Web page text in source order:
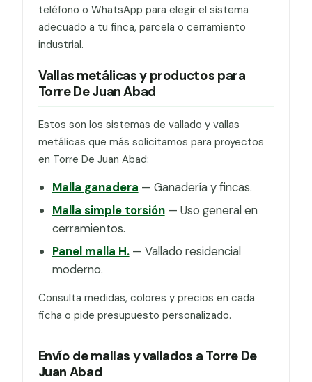
teléfono o WhatsApp para elegir el sistema
adecuado a tu finca, parcela o cerramiento
industrial.
Vallas metálicas y productos para
Torre De Juan Abad
Estos son los sistemas de vallado y vallas
metálicas que más solicitamos para proyectos
en Torre De Juan Abad:
Malla ganadera — Ganadería y fincas.
Malla simple torsión— Uso general en
cerramientos.
Panel malla H.— Vallado residencial
moderno.
Consulta medidas, colores y precios en cada
ficha o pide presupuesto personalizado.
Envío de mallas y vallados a Torre De
Juan Abad